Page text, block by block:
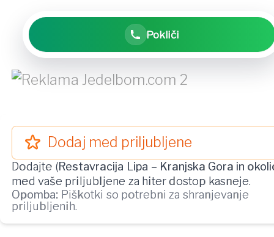
Pokliči
Dodaj med priljubljene
Dodajte (Restavracija Lipa – Kranjska Gora in
med vaše priljubljene za hiter dostop kasneje.
Opomba: Piškotki so potrebni za shranjevanje
priljubljenih.